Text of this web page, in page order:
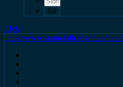
Dela
https://www.startrekdb.se/forum/